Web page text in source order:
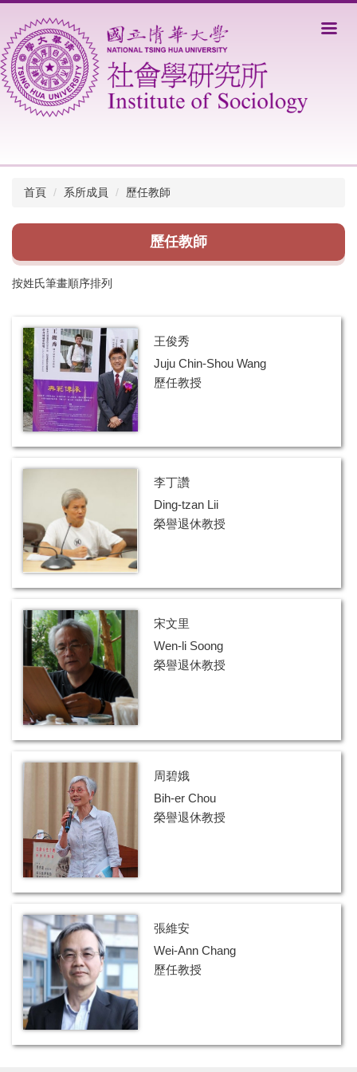
主
要
內
容
首頁 系所成員 歷任教師
歷任教師
按姓氏筆畫順序排列
王俊秀
Juju Chin-Shou Wang
歷任教授
李丁讚
Ding-tzan Lii
榮譽退休教授
宋文里
Wen-li Soong
榮譽退休教授
周碧娥
Bih-er Chou
榮譽退休教授
張維安
Wei-Ann Chang
歷任教授